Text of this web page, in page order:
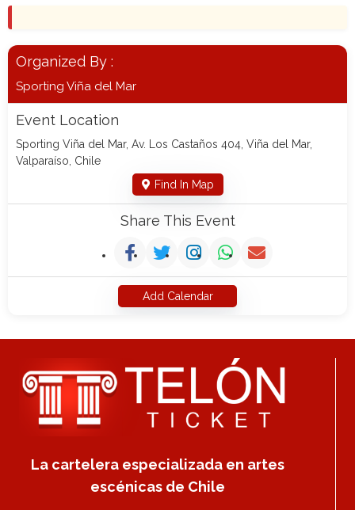
Organized By :
Sporting Viña del Mar
Event Location
Sporting Viña del Mar, Av. Los Castaños 404, Viña del Mar,
Valparaíso, Chile
Find In Map
Share This Event
Add Calendar
La cartelera especializada en artes
escénicas de Chile